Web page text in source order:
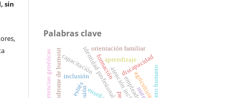
sin
Palabras clave
formación
identidad profesionalaprendizaje
inclusión discapacidad
capacitación
estrés
síndrome de burnout orientación familiar
agricultura
competencias genéricas talento humano